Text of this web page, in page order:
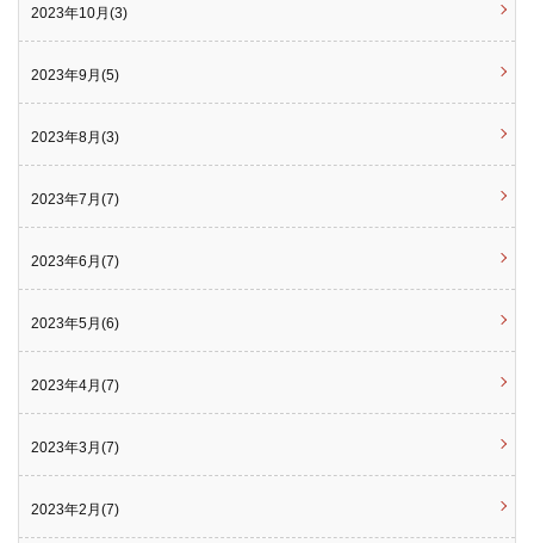
2023年10月(3)
2023年9月(5)
2023年8月(3)
2023年7月(7)
2023年6月(7)
2023年5月(6)
2023年4月(7)
2023年3月(7)
2023年2月(7)